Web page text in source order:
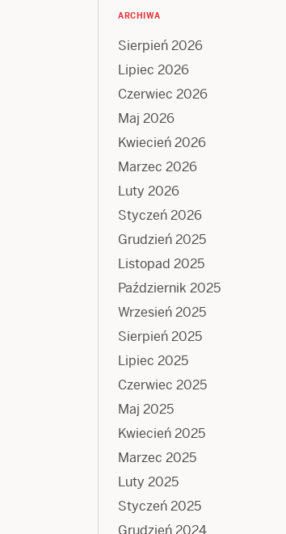
ARCHIWA
Sierpień 2026
Lipiec 2026
Czerwiec 2026
Maj 2026
Kwiecień 2026
Marzec 2026
Luty 2026
Styczeń 2026
Grudzień 2025
Listopad 2025
Październik 2025
Wrzesień 2025
Sierpień 2025
Lipiec 2025
Czerwiec 2025
Maj 2025
Kwiecień 2025
Marzec 2025
Luty 2025
Styczeń 2025
Grudzień 2024